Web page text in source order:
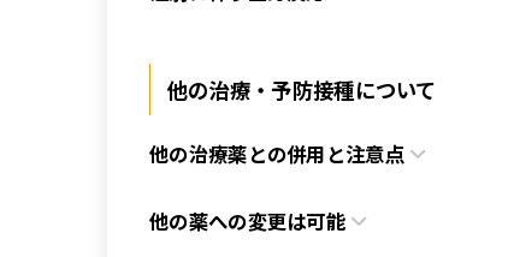
他の治療・予防接種について
他の治療薬との併用と注意点
他の薬への変更は可能